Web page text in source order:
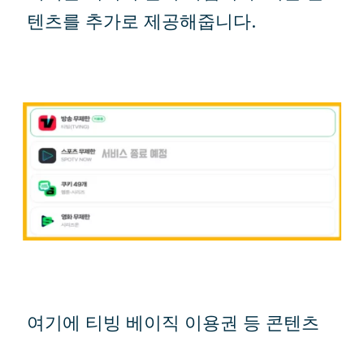
텐츠를 추가로 제공해줍니다.
여기에 티빙 베이직 이용권 등 콘텐츠